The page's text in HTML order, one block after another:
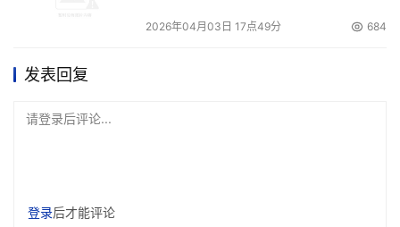
2026年04月03日 17点49分 684
发表回复
请登录后评论...
登录后才能评论